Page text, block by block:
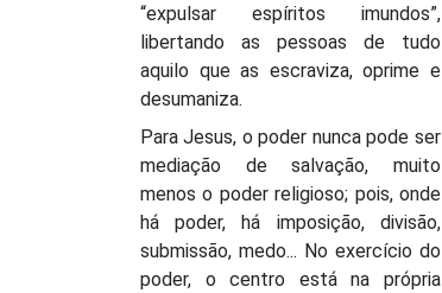
“expulsar espíritos imundos”,
libertando as pessoas de tudo
aquilo que as escraviza, oprime e
desumaniza.
Para Jesus, o poder nunca pode ser
mediação de salvação, muito
menos o poder religioso; pois, onde
há poder, há imposição, divisão,
submissão, medo... No exercício do
poder, o centro está na própria